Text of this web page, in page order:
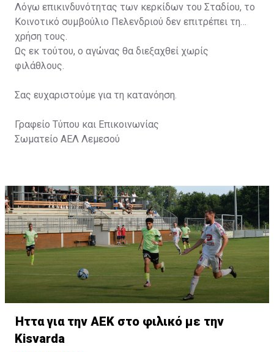
Λόγω επικινδυνότητας των κερκίδων του Σταδίου, το
Κοινοτικό συμβούλιο Πελενδριού δεν επιτρέπει τη
χρήση τους.
Ως εκ τούτου, ο αγώνας θα διεξαχθεί χωρίς
φιλάθλους.
Σας ευχαριστούμε για τη κατανόηση.
Γραφείο Τύπου και Επικοινωνίας
Σωματείο ΑΕΛ Λεμεσού
Ήττα για την ΑΕΚ στο φιλικό με την
Kisvarda